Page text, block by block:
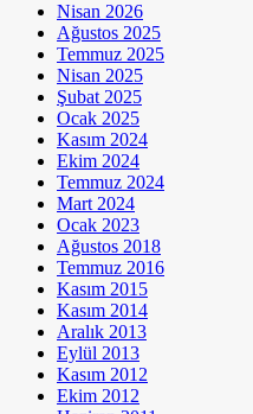
Nisan 2026
Ağustos 2025
Temmuz 2025
Nisan 2025
Şubat 2025
Ocak 2025
Kasım 2024
Ekim 2024
Temmuz 2024
Mart 2024
Ocak 2023
Ağustos 2018
Temmuz 2016
Kasım 2015
Kasım 2014
Aralık 2013
Eylül 2013
Kasım 2012
Ekim 2012